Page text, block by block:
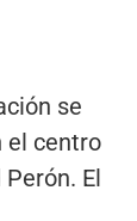
se
el centro
El